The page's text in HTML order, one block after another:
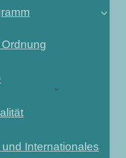
Internationales